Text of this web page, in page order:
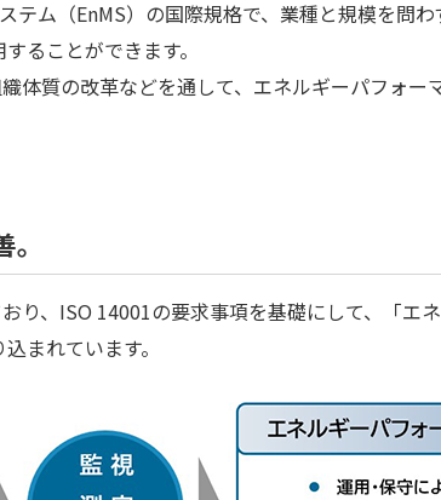
ム（EnMS）の国際規格で、業種と規模を問
ることができます。
体質の改革などを通して、エネルギーパフォー
り、ISO 14001の要求事項を基礎にして、「エ
まれています。